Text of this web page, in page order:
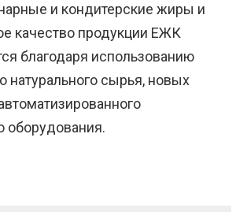
и кондитерские жиры и
качество продукции ЕЖК
благодаря использованию
натурального сырья, новых
оборудования.